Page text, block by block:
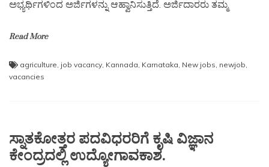
ಅಭ್ಯರ್ಥಿಗಳಿಂದ ಅರ್ಜಿಗಳನ್ನು ಆಹ್ವಾನಿಸುತ್ತಿದೆ. ಅರ್ಜಿದಾರರು ತಮ್ಮ
Read More
agriculture, job vacancy, Kannada, Karnataka, New jobs, newjob,
vacancies
ಸ್ನಾತಕೋತ್ತರ ಪದವಿಧರರಿಗೆ ಕೃಷಿ ವಿಜ್ಞಾನ
ಕೇಂದ್ರದಲ್ಲಿ ಉದ್ಯೋಗಾವಕಾಶ.